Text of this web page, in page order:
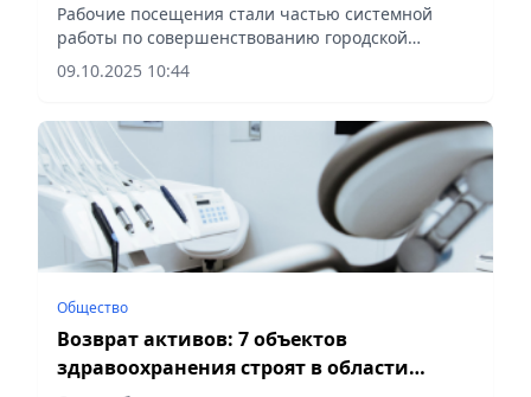
Рабочие посещения стали частью системной
работы по совершенствованию городской
системы здравоохранения и повышению
качества медицинской помощи, сообщает
09.10.2025 10:44
Общество
Возврат активов: 7 объектов
здравоохранения строят в области